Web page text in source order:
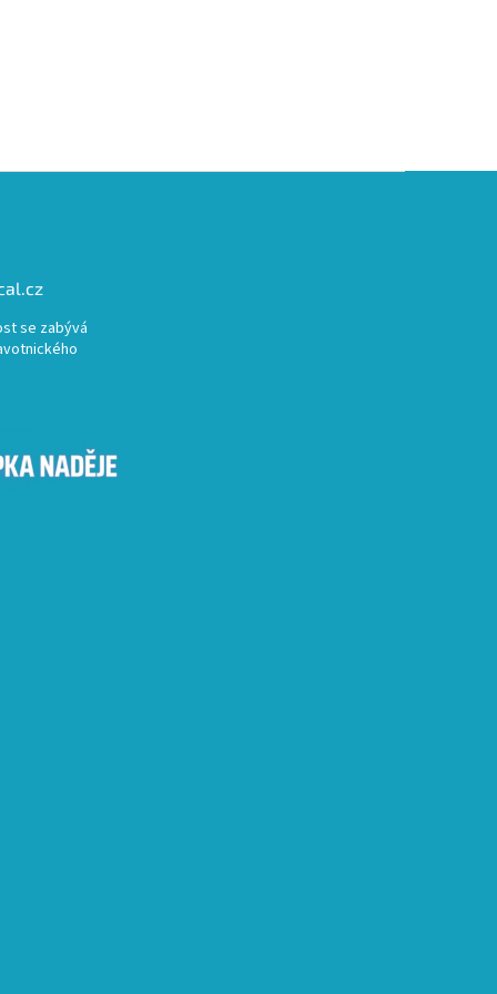
se zabývá